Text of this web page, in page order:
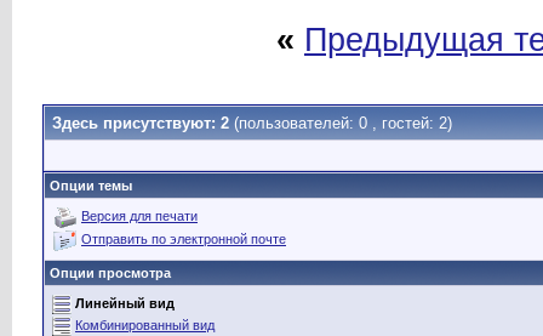
« Предыдущая
Здесь присутствуют: 2 (пользователей: 0 , гостей: 2)
Опции темы
Версия для печати
Отправить по электронной почте
Опции просмотра
Линейный вид
Комбинированный вид